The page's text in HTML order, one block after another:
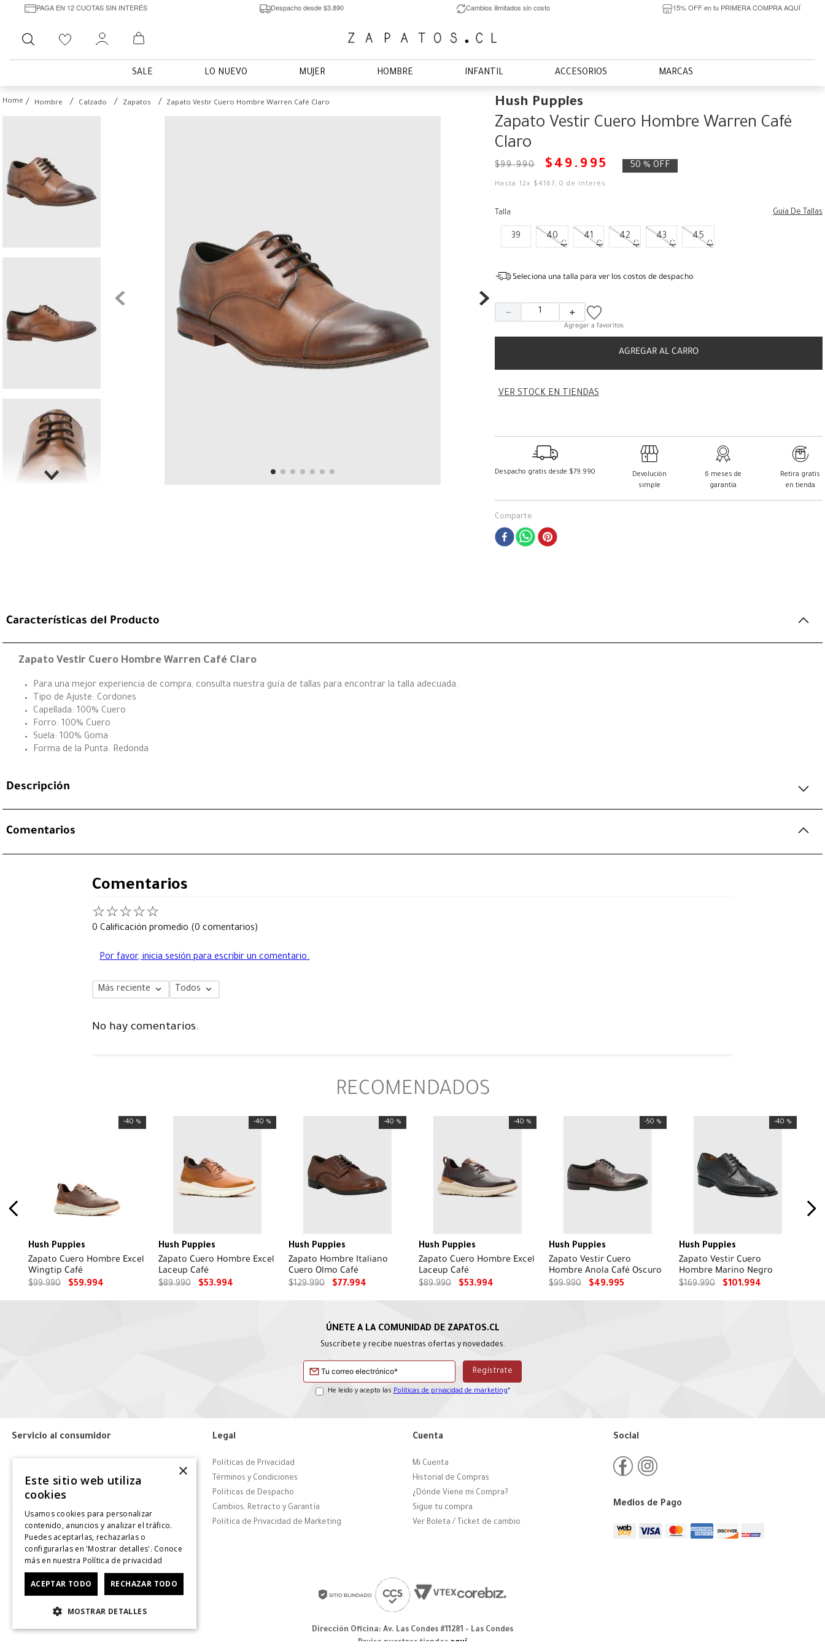
PAGA EN 12 CUOTAS SIN INTERÉS Despacho desde $3.890 Cambios ilimitados sin costo 15% OFF en tu PRIMERA COMPRA AQUÍ
Buscar
SALE LO NUEVO MUJER HOMBRE INFANTIL ACCESORIOS MARCAS
Hombre Calzado Zapatos Zapato Vestir Cuero Hombre Warren Café Claro Hush Puppies
Zapato Vestir Cuero Hombre Warren Café
Claro
$99.990 $ 49 . 995 50 % OFF
Hasta 12x $4167,0 de interés
Talla Guia De Tallas
39 40 41 42 43 45
Seleciona una talla para ver los costos de despacho
＋
－
AGREGAR AL CARRO
VER STOCK EN TIENDAS
Despacho gratis desde $79.990
Devolución
simple
6 meses de
garantía
Retira gratis
en tienda
Comparte
Características del Producto
Zapato Vestir Cuero Hombre Warren Café Claro
Para una mejor experiencia de compra, consulta nuestra guía de tallas para encontrar la talla adecuada.
Tipo de Ajuste: Cordones
Capellada: 100% Cuero
Forro: 100% Cuero
Suela: 100% Goma
Forma de la Punta: Redonda
Descripción
Comentarios
Comentarios
☆☆☆☆☆
0 Calificación promedio (0 comentarios)
Por favor, inicia sesión para escribir un comentario.
Más reciente Todos
No hay comentarios.
RECOMENDADOS
-40 %
Hush Puppies
Zapato Cuero Hombre Excel
Wingtip Café
$99.990 $59.994
-40 %
Hush Puppies
Zapato Cuero Hombre Excel
Laceup Café
$89.990 $53.994
-40 %
Hush Puppies
Zapato Hombre Italiano
Cuero Olmo Café
$129.990 $77.994
-40 %
Hush Puppies
Zapato Cuero Hombre Excel
Laceup Café
$89.990 $53.994
-50 %
Hush Puppies
Zapato Vestir Cuero
Hombre Anola Café Oscuro
$99.990 $49.995
-40 %
Hush Puppies
Zapato Vestir Cuero
Hombre Marino Negro
$169.990 $101.994
Suscríbete y recibe nuestras ofertas y novedades.
He leído y acepto las Políticas de privacidad de marketing*
Servicio al consumidor
Tiendas
Contáctanos
Giftcard
Solicitar Factura
CyberDay
Legal
Políticas de Privacidad
Términos y Condiciones
Políticas de Despacho
Cambios, Retracto y Garantía
Política de Privacidad de Marketing
Cuenta
Mi Cuenta
Historial de Compras
¿Dónde Viene mi Compra?
Sigue tu compra
Ver Boleta / Ticket de cambio
Social
Medios de Pago
Dirección Oficina: Av. Las Condes #11281 - Las Condes
Revisa nuestras tiendas aquí
×
Este sitio web utiliza
cookies
Usamos cookies para personalizar
contenido, anuncios y analizar el tráfico.
Puedes aceptarlas, rechazarlas o
configurarlas en 'Mostrar detalles'. Conoce
más en nuestra Política de privacidad
ACEPTAR TODO RECHAZAR TODO
MOSTRAR DETALLES